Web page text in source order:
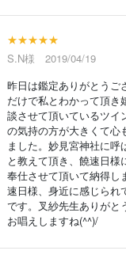
★★★★★
S.N様 2019/04/19
昨日は鑑定ありがとうご
だけで私とわかって頂き
談させて頂いているツイ
の気持の方が大きくて心
ました。妙見宮神社に
と教えて頂き、饒速日
奉仕させて頂いて納得し
速日様、身近に感じられ
です。叉紗先生ありがと
お唱えしますね(^^)/